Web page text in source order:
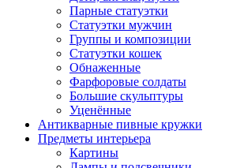
Парные статуэтки
Статуэтки мужчин
Группы и композиции
Статуэтки кошек
Обнаженные
Фарфоровые солдаты
Большие скульптуры
Уценённые
Антикварные пивные кружки
Предметы интерьера
Картины